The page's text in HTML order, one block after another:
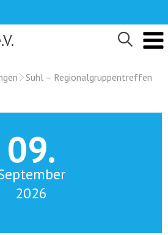
Suhl – Regionalgruppentreffen
09.
2026